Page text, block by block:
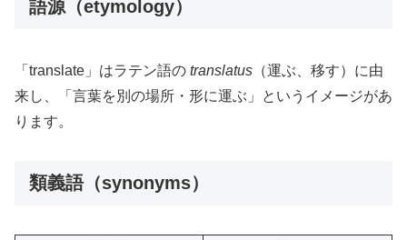
語源（etymology）
「translate」はラテン語の translatus （運ぶ、移す）に由
来し、「言葉を別の場所・形に運ぶ」というイメージがあ
ります。
類義語（synonyms）